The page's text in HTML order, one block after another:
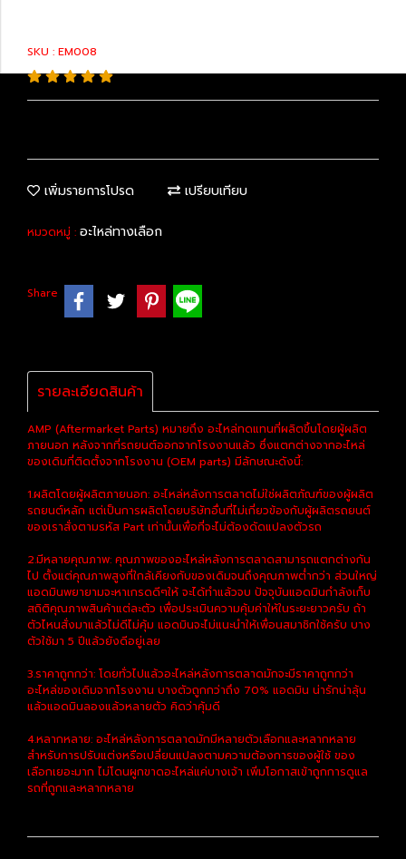
SKU : EM008
เพิ่มรายการโปรด เปรียบเทียบ
หมวดหมู่ : อะไหล่ทางเลือก
Share
รายละเอียดสินค้า
AMP (Aftermarket Parts) หมายถึง อะไหล่ทดแทนที่ผลิตขึ้นโดยผู้ผลิต
ภายนอก หลังจากที่รถยนต์ออกจากโรงงานแล้ว ซึ่งแตกต่างจากอะไหล่
ของเดิมที่ติดตั้งจากโรงงาน (OEM parts) มีลักษณะดังนี้:
1.ผลิตโดยผู้ผลิตภายนอก: อะไหล่หลังการตลาดไม่ใช่ผลิตภัณฑ์ของผู้ผลิต
รถยนต์หลัก แต่เป็นการผลิตโดยบริษัทอื่นที่ไม่เกี่ยวข้องกับผู้ผลิตรถยนต์
ของเราสั่งตามรหัส Part เท่านั้นเพื่อที่จะไม่ต้องดัดแปลงตัวรถ
2.มีหลายคุณภาพ: คุณภาพของอะไหล่หลังการตลาดสามารถแตกต่างกัน
ไป ตั้งแต่คุณภาพสูงที่ใกล้เคียงกับของเดิมจนถึงคุณภาพต่ำกว่า ส่วนใหญ่
แอดมินพยายามจะหาเกรดดีๆให้ จะได้ทำแล้วจบ ปัจจุบันแอดมินกำลังเก็บ
สถิติคุณภาพสินค้าแต่ละตัว เพื่อประเมินความคุ้มค่าให้ในระยะยาวครับ ถ้า
ตัวไหนสั่งมาแล้วไม่ดีไม่คุ้ม แอดมินจะไม่แนะนำให้เพื่อนสมาชิกใช้ครับ บาง
ตัวใช้มา 5 ปีแล้วยังดีอยู่เลย
3.ราคาถูกกว่า: โดยทั่วไปแล้วอะไหล่หลังการตลาดมักจะมีราคาถูกกว่า
อะไหล่ของเดิมจากโรงงาน บางตัวถูกกว่าถึง 70% แอดมิน น่ารักน่าลุ้น
แล้วแอดมินลองแล้วหลายตัว คิดว่าคุ้มดี
4.หลากหลาย: อะไหล่หลังการตลาดมักมีหลายตัวเลือกและหลากหลาย
สำหรับการปรับแต่งหรือเปลี่ยนแปลงตามความต้องการของผู้ใช้ ของ
เลือกเยอะมาก ไม่โดนผูกขาดอะไหล่แค่บางเจ้า เพิ่มโอกาสเข้าถูกการดูแล
รถที่ถูกและหลากหลาย